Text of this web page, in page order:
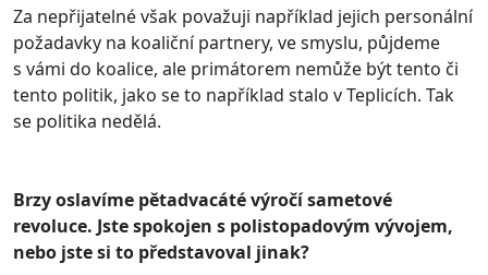
Za nepřijatelné však považuji například jejich personální
požadavky na koaliční partnery, ve smyslu, půjdeme
s vámi do koalice, ale primátorem nemůže být tento či
tento politik, jako se to například stalo v Teplicích. Tak
se politika nedělá.
Brzy oslavíme pětadvacáté výročí sametové
revoluce. Jste spokojen s polistopadovým vývojem,
nebo jste si to představoval jinak?